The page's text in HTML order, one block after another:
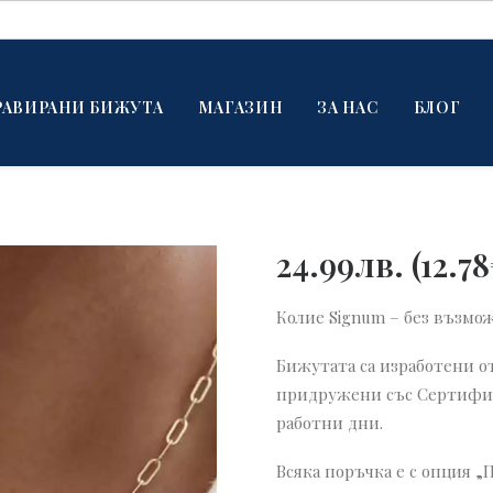
БИЖУТА МАГАЗИН ЗА НАС БЛОГ
24.99лв. (12.78
Колие Signum – без
Бижутата са изработени
придружени със
работни дни.
Всяка поръчка е с опция